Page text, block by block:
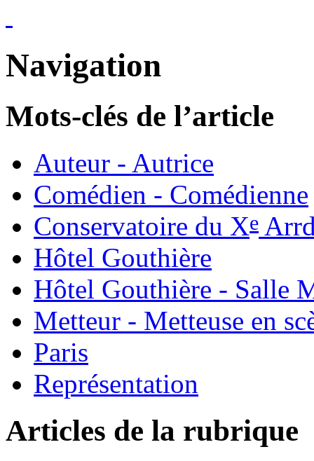
Navigation
Mots-clés de l’article
Auteur - Autrice
Comédien - Comédienne
Conservatoire du Xe
Hôtel Gouthière
Hôtel Gouthière - Salle
Metteur - Metteuse en
Paris
Représentation
Articles de la rubrique